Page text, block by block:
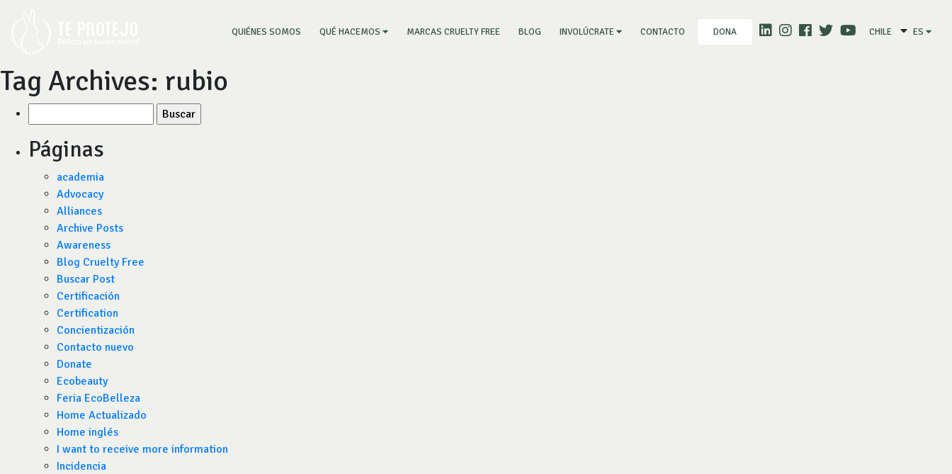
QUIÉNES SOMOS (CURRENT)
QUÉ HACEMOS MARCAS CRUELTY FREE BLOG INVOLÚCRATE CONTACTO DONA CHILE ES
Tag Archives: rubio
por:
Páginas
academia
Advocacy
Alliances
Archive Posts
Awareness
Blog Cruelty Free
Buscar Post
Certificación
Certification
Concientización
Contacto nuevo
Donate
Ecobeauty
Feria EcoBelleza
Home Actualizado
Home inglés
I want to receive more information
Incidencia